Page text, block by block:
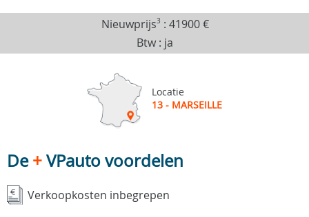
Nieuwprijs3 :41900 €
Btw : ja
Locatie
13 - MARSEILLE
De+VPauto voordelen
Verkoopkosten inbegrepen